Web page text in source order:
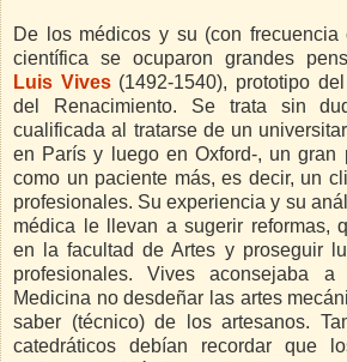
De los médicos y su (con frecuencia
científica se ocuparon grandes
Luis Vives(1492-1540), prototipo
del Renacimiento. Se trata sin
cualificada al tratarse de un
en París y luego en Oxford-, un gran
como un paciente más, es decir, un
profesionales. Su experiencia y su
médica le llevan a sugerir reformas,
en la facultad de Artes y proseguir
profesionales. Vives aconsejaba
Medicina no desdeñar las artes
saber (técnico) de los artesanos.
catedráticos debían recordar que